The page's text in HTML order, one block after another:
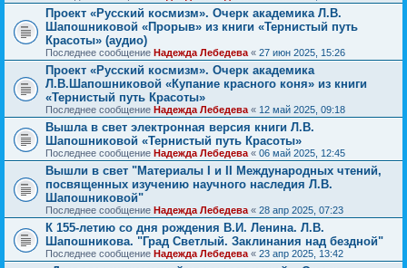
Проект «Русский космизм». Очерк академика Л.В.
Шапошниковой «Прорыв» из книги «Тернистый путь
Красоты» (аудио)
Последнее сообщение Надежда Лебедева « 27 июн 2025, 15:26
Проект «Русский космизм». Очерк академика
Л.В.Шапошниковой «Купание красного коня» из книги
«Тернистый путь Красоты»
Последнее сообщение Надежда Лебедева « 12 май 2025, 09:18
Вышла в свет электронная версия книги Л.В.
Шапошниковой «Тернистый путь Красоты»
Последнее сообщение Надежда Лебедева « 06 май 2025, 12:45
Вышли в свет "Материалы I и II Международных чтений,
посвященных изучению научного наследия Л.В.
Шапошниковой"
Последнее сообщение Надежда Лебедева « 28 апр 2025, 07:23
К 155-летию со дня рождения В.И. Ленина. Л.В.
Шапошникова. "Град Светлый. Заклинания над бездной"
Последнее сообщение Надежда Лебедева « 23 апр 2025, 13:42